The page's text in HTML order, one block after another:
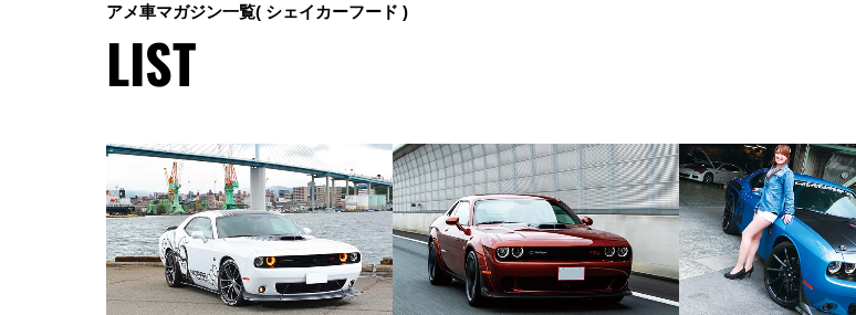
アメ車マガジン一覧( シェイカーフード )
LIST